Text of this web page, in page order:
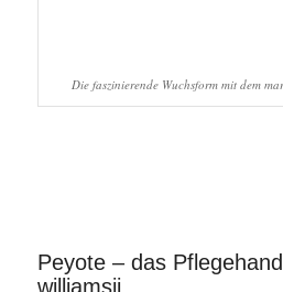
Die faszinierende Wuchsform mit dem
Peyote – das
williamsii